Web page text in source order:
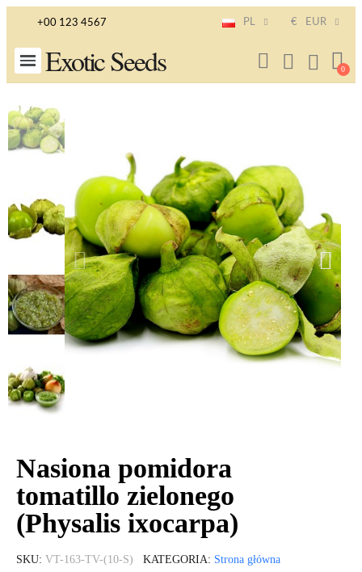
+00 123 4567 PL € EUR
Exotic Seeds
Nasiona pomidora
tomatillo zielonego
(Physalis ixocarpa)
SKU VT-163-TV-(10-S) KATEGORIA Strona główna